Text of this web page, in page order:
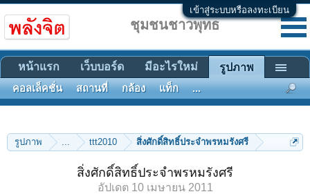
เข้าสู่ระบบหรือลงทะเบียน
รูปภาพ ... ttt2010 สิ่งศักดิ์สิทธิ์ประจำพรหมรังศรี
สิ่งศักดิ์สิทธิ์ประจำพรหมรังศรี
อัปเดต 10 เมษายน 2011
ชุมชนชาวพุทธ
หน้าแรก เว็บบอร์ด มีอะไรใหม่ รูปภาพ
คอลเล็คชั่น สถานที่ กล้อง แท็ก ...